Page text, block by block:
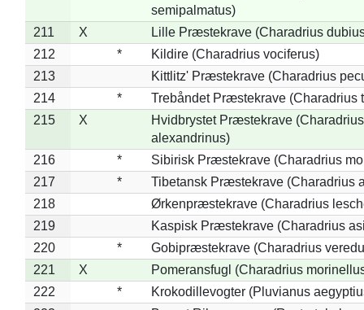
semipalmatus)
211
X
Lille Præstekrave (Charadrius
212
*
Kildire (Charadrius vociferus)
213
Kittlitz' Præstekrave (Charadrius
214
*
Trebåndet Præstekrave (Charadrius
215
X
Hvidbrystet Præstekrave (Charadrius
alexandrinus)
216
*
Sibirisk Præstekrave (Charadrius
217
*
Tibetansk Præstekrave (Charadrius
218
Ørkenpræstekrave (Charadrius
219
Kaspisk Præstekrave (Charadrius
220
*
Gobipræstekrave (Charadrius
221
X
Pomeransfugl (Charadrius
222
*
Krokodillevogter (Pluvianus